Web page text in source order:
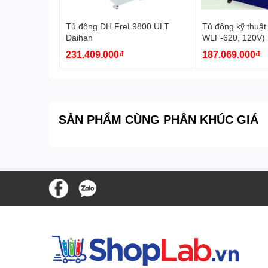
- Nguồn điện: AC 120V, 60Hz
Quy cách đóng gói:
Tủ đông DH.FreL9800 ULT
Daihan
231.409.000₫
Tủ đông kỹ
WLF-620, 120V)
Daihan
187.069.000₫
SẢN PHẨM CÙNG PHÂN KHÚC GIÁ